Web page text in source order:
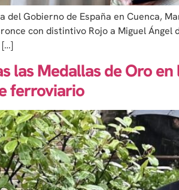
del Gobierno de España en Cuenca,
con distintivo Rojo a Miguel
las Medallas de Oro
ferroviario